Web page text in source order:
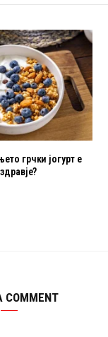
грчки јогурт е
COMMENT